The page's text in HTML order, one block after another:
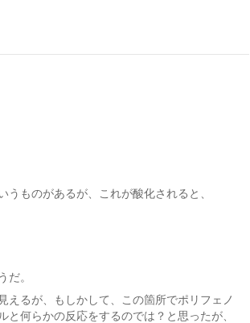
うものがあるが、これが酸化されると、
だ。
えるが、もしかして、この箇所でポリフェノ
と何らかの反応をするのでは？と思ったが、